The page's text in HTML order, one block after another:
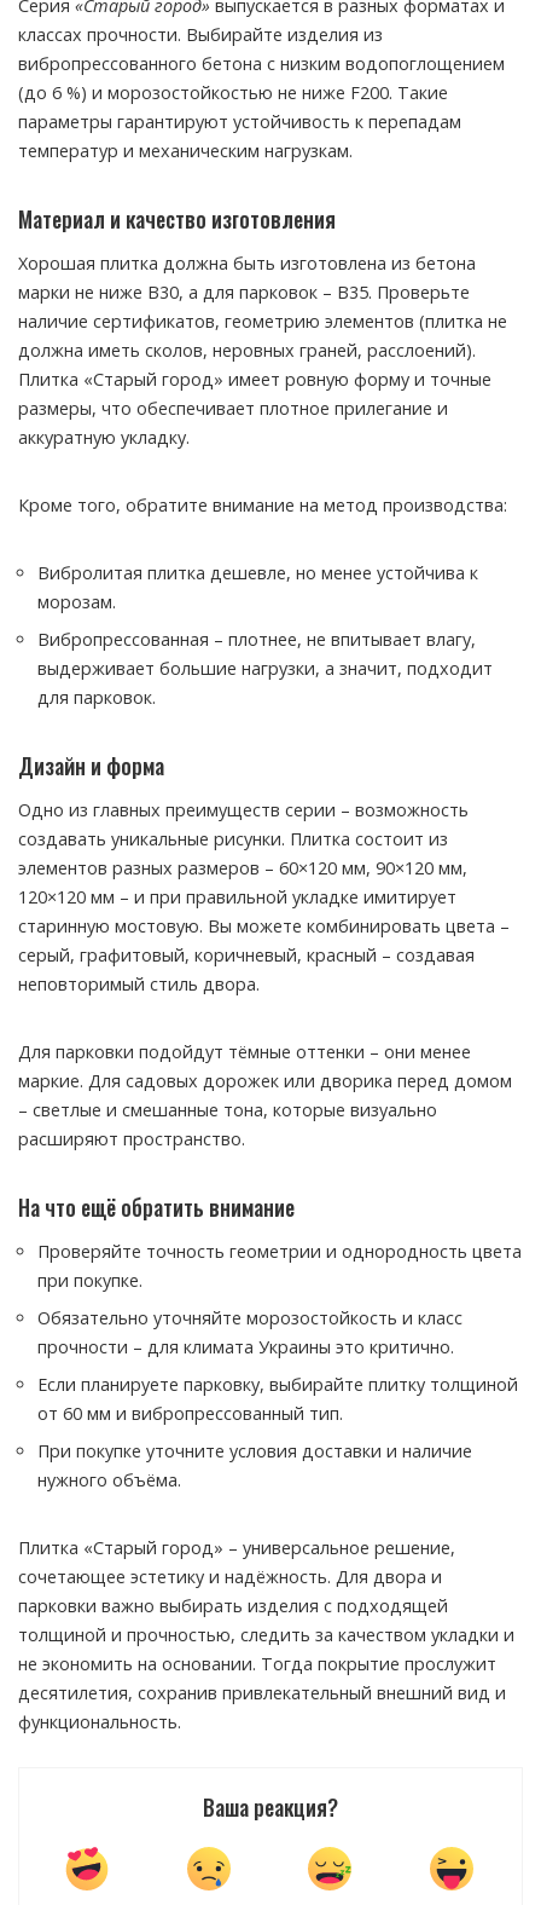
Серия «Старый город» выпускается в разных форматах и
классах прочности. Выбирайте изделия из
вибропрессованного бетона с низким водопоглощением
(до 6 %) и морозостойкостью не ниже F200. Такие
параметры гарантируют устойчивость к перепадам
температур и механическим нагрузкам.
Материал и качество изготовления
Хорошая плитка должна быть изготовлена из бетона
марки не ниже В30, а для парковок – В35. Проверьте
наличие сертификатов, геометрию элементов (плитка не
должна иметь сколов, неровных граней, расслоений).
Плитка «Старый город» имеет ровную форму и точные
размеры, что обеспечивает плотное прилегание и
аккуратную укладку.
Кроме того, обратите внимание на метод производства:
Вибролитая плитка дешевле, но менее устойчива к
морозам.
Вибропрессованная – плотнее, не впитывает влагу,
выдерживает большие нагрузки, а значит, подходит
для парковок.
Дизайн и форма
Одно из главных преимуществ серии – возможность
создавать уникальные рисунки. Плитка состоит из
элементов разных размеров – 60×120 мм, 90×120 мм,
120×120 мм – и при правильной укладке имитирует
старинную мостовую. Вы можете комбинировать цвета –
серый, графитовый, коричневый, красный – создавая
неповторимый стиль двора.
Для парковки подойдут тёмные оттенки – они менее
маркие. Для садовых дорожек или дворика перед домом
– светлые и смешанные тона, которые визуально
расширяют пространство.
На что ещё обратить внимание
Проверяйте точность геометрии и однородность цвета
при покупке.
Обязательно уточняйте морозостойкость и класс
прочности – для климата Украины это критично.
Если планируете парковку, выбирайте плитку толщиной
от 60 мм и вибропрессованный тип.
При покупке уточните условия доставки и наличие
нужного объёма.
Плитка «Старый город» – универсальное решение,
сочетающее эстетику и надёжность. Для двора и
парковки важно выбирать изделия с подходящей
толщиной и прочностью, следить за качеством укладки и
не экономить на основании. Тогда покрытие прослужит
десятилетия, сохранив привлекательный внешний вид и
функциональность.
Ваша реакция?